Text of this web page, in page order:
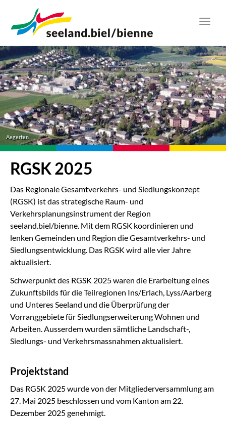
Hauptinhalt
springen
Toggle
Aegerten
RGSK 2025
Das Regionale Gesamtverkehrs- und Siedlungskonzept
(RGSK) ist das strategische Raum- und
Verkehrsplanungsinstrument der Region
seeland.biel/bienne. Mit dem RGSK koordinieren und
lenken Gemeinden und Region die Gesamtverkehrs- und
Siedlungsentwicklung. Das RGSK wird alle vier Jahre
aktualisiert.
Schwerpunkt des RGSK 2025 waren die Erarbeitung eines
Zukunftsbilds für die Teilregionen Ins/Erlach, Lyss/Aarberg
und Unteres Seeland und die Überprüfung der
Vorranggebiete für Siedlungserweiterung Wohnen und
Arbeiten. Ausserdem wurden sämtliche Landschaft-,
Siedlungs- und Verkehrsmassnahmen aktualisiert.
Projektstand
Das RGSK 2025 wurde von der Mitgliederversammlung am
27. Mai 2025 beschlossen und vom Kanton am 22.
Dezember 2025 genehmigt.